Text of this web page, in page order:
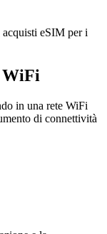
eSIM per i
WiFi
in una rete WiFi
di connettività